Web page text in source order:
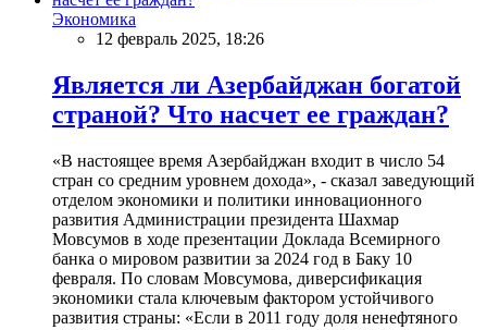
Экономика
12 февраль 2025, 18:26
Является ли Азербайджан богатой
страной? Что насчет ее граждан?
«В настоящее время Азербайджан входит в число 54
стран со средним уровнем дохода», - сказал заведующий
отделом экономики и политики инновационного
развития Администрации президента Шахмар
Мовсумов в ходе презентации Доклада Всемирного
банка о мировом развитии за 2024 год в Баку 10
февраля. По словам Мовсумова, диверсификация
экономики стала ключевым фактором устойчивого
развития страны: «Если в 2011 году доля ненефтяного